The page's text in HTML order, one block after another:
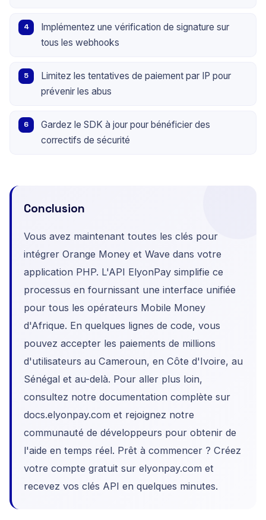
Implémentez une vérification de signature sur
tous les webhooks
Limitez les tentatives de paiement par IP pour
prévenir les abus
Gardez le SDK à jour pour bénéficier des
correctifs de sécurité
Conclusion
Vous avez maintenant toutes les clés pour
intégrer Orange Money et Wave dans votre
application PHP. L'API ElyonPay simplifie ce
processus en fournissant une interface unifiée
pour tous les opérateurs Mobile Money
d'Afrique. En quelques lignes de code, vous
pouvez accepter les paiements de millions
d'utilisateurs au Cameroun, en Côte d'Ivoire, au
Sénégal et au-delà. Pour aller plus loin,
consultez notre documentation complète sur
docs.elyonpay.com et rejoignez notre
communauté de développeurs pour obtenir de
l'aide en temps réel. Prêt à commencer ? Créez
votre compte gratuit sur elyonpay.com et
recevez vos clés API en quelques minutes.